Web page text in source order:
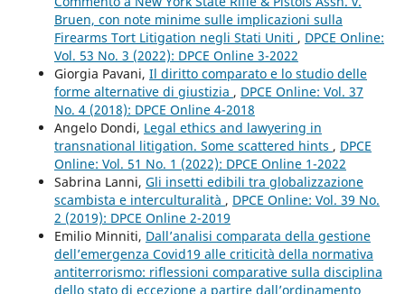
Bruen, con note minime sulle implicazioni sulla
Firearms Tort Litigation negli Stati Uniti , DPCE Online:
Vol. 53 No. 3 (2022): DPCE Online 3-2022
Giorgia Pavani, Il diritto comparato e lo studio delle
forme alternative di giustizia , DPCE Online: Vol. 37
No. 4 (2018): DPCE Online 4-2018
Angelo Dondi, Legal ethics and lawyering in
transnational litigation. Some scattered hints , DPCE
Online: Vol. 51 No. 1 (2022): DPCE Online 1-2022
Sabrina Lanni, Gli insetti edibili tra globalizzazione
scambista e interculturalità , DPCE Online: Vol. 39 No.
2 (2019): DPCE Online 2-2019
Emilio Minniti, Dall’analisi comparata della gestione
dell’emergenza Covid19 alle criticità della normativa
antiterrorismo: riflessioni comparative sulla disciplina
dello stato di eccezione a partire dall’ordinamento